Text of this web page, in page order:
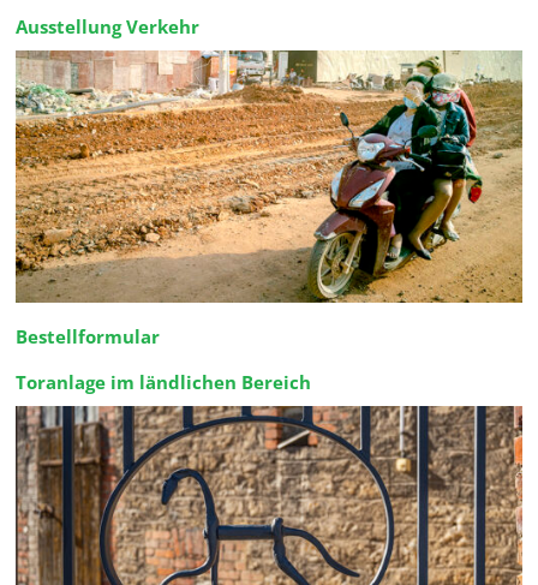
Ausstellung Verkehr
Bestellformular
Toranlage im ländlichen Bereich